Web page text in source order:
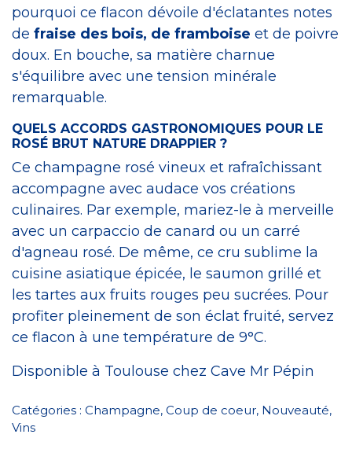
pourquoi ce flacon dévoile d'éclatantes notes
de fraise des bois, de framboise et de poivre
doux. En bouche, sa matière charnue
s'équilibre avec une tension minérale
remarquable.
QUELS ACCORDS GASTRONOMIQUES POUR LE
ROSÉ BRUT NATURE DRAPPIER ?
Ce champagne rosé vineux et rafraîchissant
accompagne avec audace vos créations
culinaires. Par exemple, mariez-le à merveille
avec un carpaccio de canard ou un carré
d'agneau rosé. De même, ce cru sublime la
cuisine asiatique épicée, le saumon grillé et
les tartes aux fruits rouges peu sucrées. Pour
profiter pleinement de son éclat fruité, servez
ce flacon à une température de 9°C.
Disponible à Toulouse chez Cave Mr Pépin
Catégories : Champagne, Coup de coeur, Nouveauté,
Vins